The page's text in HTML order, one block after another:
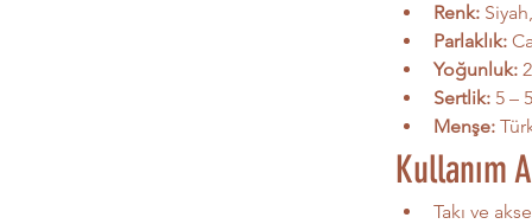
Renk:
Parlaklık:
Yoğunluk:
Sertlik: 5 –
Menşe:
Kullanım
Takı ve